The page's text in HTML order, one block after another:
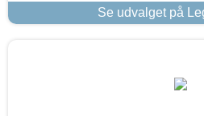
Se udvalget på